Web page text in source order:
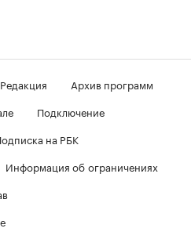
Редакция
Архив программ
Подключение
на РБК
Информация об ограничениях